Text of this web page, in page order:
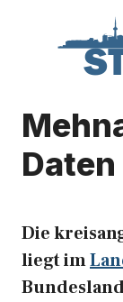
Die
liegt im